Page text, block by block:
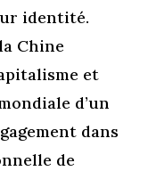
identité.
Chine
et
d’un
dans
de